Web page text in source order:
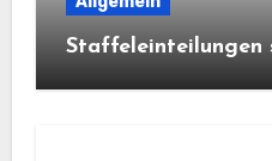
Staffeleinteilungen